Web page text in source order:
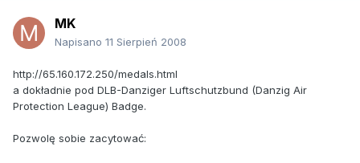
MK
Napisano 11 Sierpień 2008
http://65.160.172.250/medals.html
a dokładnie pod DLB-Danziger Luftschutzbund (Danzig Air
Protection League) Badge.
Pozwolę sobie zacytować: